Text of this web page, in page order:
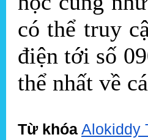
có thể truy
điện tới số
thể nhất về
Từ khóa Alokiddy